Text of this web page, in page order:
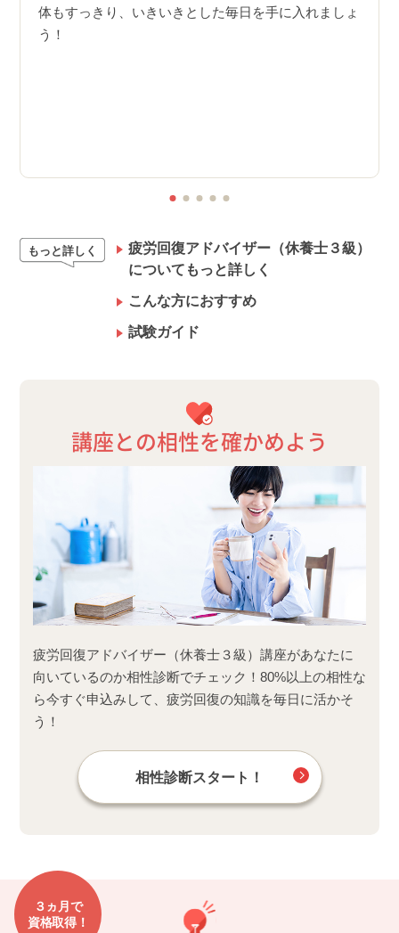
体もすっきり、いきいきとした毎日を手に入れましょ
う！
もっと詳しく
疲労回復アドバイザー（休養士３級）
についてもっと詳しく
こんな方におすすめ
試験ガイド
講座との相性を確かめよう
疲労回復アドバイザー（休養士３級）講座があなたに
向いているのか相性診断でチェック！80%以上の相性な
ら今すぐ申込みして、疲労回復の知識を毎日に活かそ
う！
相性診断スタート！
３ヵ月で
資格取得！